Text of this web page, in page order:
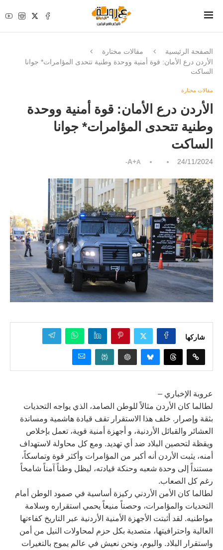
الصفحة الرئيسية
مقالات مختارة
الأردن درع الأمان: قوة أمنية ووحدة وطنية تتحدى المؤامرات* جوانا
الساكت
مقالات مختارة
الأردن درع الأمان: قوة أمنية ووحدة
وطنية تتحدى المؤامرات* جوانا
الساكت
24/11/2024
A+A-
شاركها
عروبة الإخباري –
لطالما كان الأردن مثالاً للوطن الصامد، الذي يواجه التحديات
بثقة وإصرار. خلف هذا الاستقرار تقف قيادة هاشمية ومساندة
العشائر والقبائل الأردنية، و أجهزة أمنية قوية، تعمل بإخلاص
ويقظة لتحصين البلاد ضد أي تهديد. ومع كل محاولة لاستهداف
أمنه، يثبت الأردن أنه أكبر من المؤامرات وأكثر قوة وتماسكاً،
مستنداً إلى وحدة شعبه وحنكة قيادته، ليظل وطناً آمناً شامخاً
رغم كل الصعاب.
لطالما كان الأمن الأردني ركيزة أساسية في صمود الوطن أمام
التحديات والمؤامرات، وحصناً منيعاً يحمي استقراره وسلامة
مواطنيه. لقد أثبتت الأجهزة الأمنية الأردنية عبر التاريخ كفاءتها
العالية واحترافيتها، متصدية بكل حزم لمحاولات النيل من أمن
واستقرار البلاد. واليوم، ونحن نعيش في عالم يموج بالتغيرات